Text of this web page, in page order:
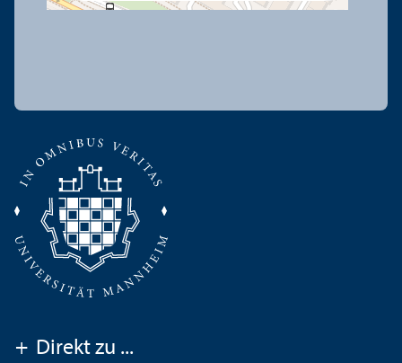
+ Direkt zu ...